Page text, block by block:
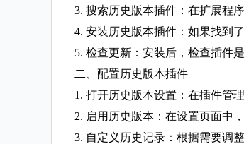
3. 搜索历史版本插件：在扩展程
4. 安装历史版本插件：如果找到
5. 检查更新：安装后，检查插件
二、配置历史版本插件
1. 打开历史版本设置：在插件管
2. 启用历史版本：在设置页面中
3. 自定义历史记录：根据需要调